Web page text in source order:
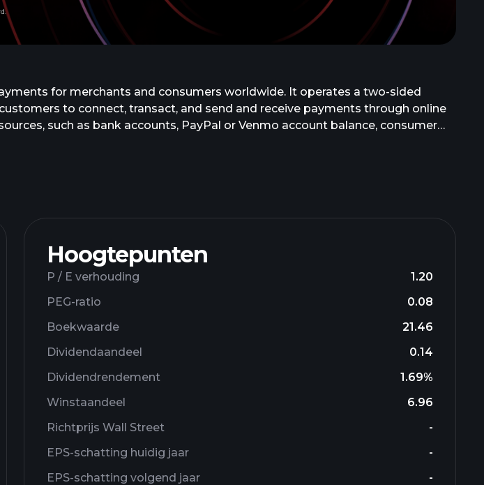
for merchants and consumers worldwide. It operates a two-sided
to connect, transact, and send and receive payments through online
such as bank accounts, PayPal or Venmo account balance, consumer
Hoogtepunten
P / E verhouding
1.20
PEG-ratio
0.08
Boekwaarde
21.46
Dividendaandeel
0.14
Dividendrendement
1.69%
Winstaandeel
6.96
Richtprijs Wall Street
-
EPS-schatting huidig ​​jaar
-
EPS-schatting volgend jaar
-